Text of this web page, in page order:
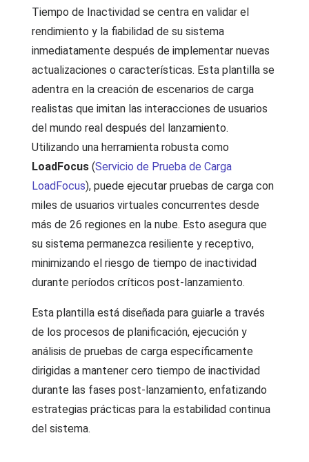
Tiempo de Inactividad se centra en validar el
rendimiento y la fiabilidad de su sistema
inmediatamente después de implementar nuevas
actualizaciones o características. Esta plantilla se
adentra en la creación de escenarios de carga
realistas que imitan las interacciones de usuarios
del mundo real después del lanzamiento.
Utilizando una herramienta robusta como
LoadFocus (Servicio de Prueba de Carga
LoadFocus), puede ejecutar pruebas de carga con
miles de usuarios virtuales concurrentes desde
más de 26 regiones en la nube. Esto asegura que
su sistema permanezca resiliente y receptivo,
minimizando el riesgo de tiempo de inactividad
durante períodos críticos post-lanzamiento.
Esta plantilla está diseñada para guiarle a través
de los procesos de planificación, ejecución y
análisis de pruebas de carga específicamente
dirigidas a mantener cero tiempo de inactividad
durante las fases post-lanzamiento, enfatizando
estrategias prácticas para la estabilidad continua
del sistema.